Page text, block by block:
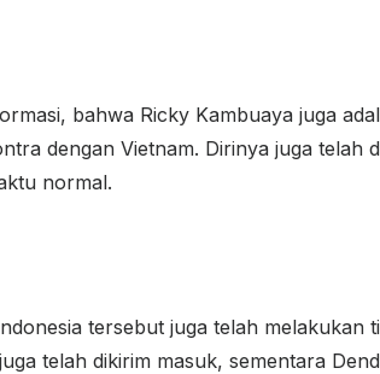
bahwa Ricky Kambuaya juga
dengan Vietnam. Dirinya juga telah
normal.
tersebut juga telah melakukan
telah dikirim masuk, sementara